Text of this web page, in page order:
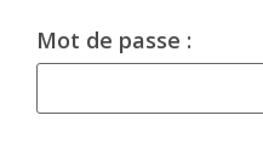
Mot de passe :